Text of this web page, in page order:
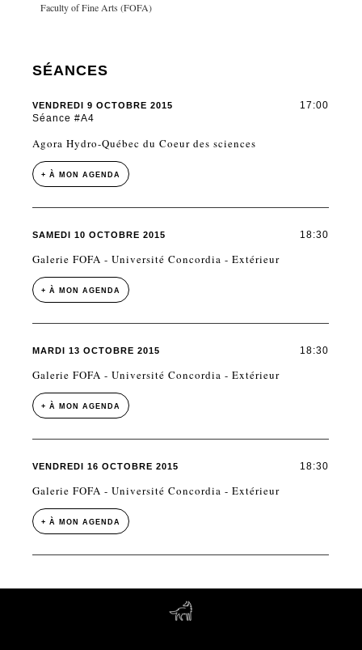
Faculty of Fine Arts (FOFA)
SÉANCES
VENDREDI 9 OCTOBRE 2015
Séance #A4
17:00
Agora Hydro-Québec du Coeur des sciences
+ À MON AGENDA
SAMEDI 10 OCTOBRE 2015 18:30
Galerie FOFA - Université Concordia - Extérieur
+ À MON AGENDA
MARDI 13 OCTOBRE 2015 18:30
Galerie FOFA - Université Concordia - Extérieur
+ À MON AGENDA
VENDREDI 16 OCTOBRE 2015 18:30
Galerie FOFA - Université Concordia - Extérieur
+ À MON AGENDA